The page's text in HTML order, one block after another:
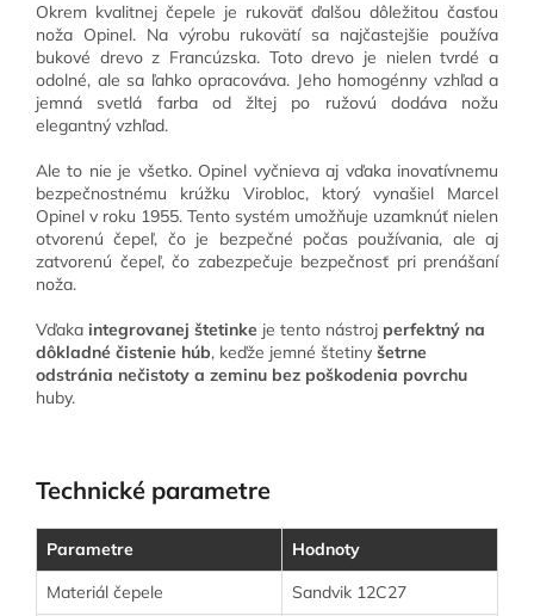
Okrem kvalitnej čepele je rukoväť ďalšou dôležitou časťou
noža Opinel. Na výrobu rukovätí sa najčastejšie používa
bukové drevo z Francúzska. Toto drevo je nielen tvrdé a
odolné, ale sa ľahko opracováva. Jeho homogénny vzhľad a
jemná svetlá farba od žltej po ružovú dodáva nožu
elegantný vzhľad.
Ale to nie je všetko. Opinel vyčnieva aj vďaka inovatívnemu
bezpečnostnému krúžku Virobloc, ktorý vynašiel Marcel
Opinel v roku 1955. Tento systém umožňuje uzamknúť nielen
otvorenú čepeľ, čo je bezpečné počas používania, ale aj
zatvorenú čepeľ, čo zabezpečuje bezpečnosť pri prenášaní
noža.
Vďaka integrovanej štetinke je tento nástroj perfektný na
dôkladné čistenie húb, keďže jemné štetiny šetrne
odstránia nečistoty a zeminu bez poškodenia povrchu
huby.
Technické parametre
Parametre
Hodnoty
Materiál čepele
Sandvik 12C27